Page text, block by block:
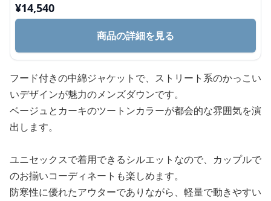
¥14,540
商品の詳細を見る
フード付きの中綿ジャケットで、ストリート系のかっこい
いデザインが魅力のメンズダウンです。
ベージュとカーキのツートンカラーが都会的な雰囲気を演
出します。
ユニセックスで着用できるシルエットなので、カップルで
のお揃いコーディネートも楽しめます。
防寒性に優れたアウターでありながら、軽量で動きやすい